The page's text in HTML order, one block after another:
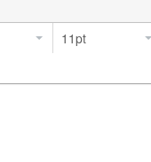
11pt